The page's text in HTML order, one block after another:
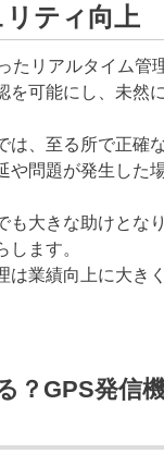
ティ向上
たリアルタイム管
を可能にし、未然
は、至る所で正確
や問題が発生した
も大きな助けとな
します。
は業績向上に大き
？GPS発信